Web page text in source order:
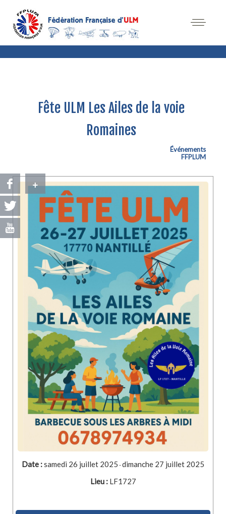
Fête ULM Les Ailes de la voie
Romaines
Événements
FFPLUM
Date :samedi 26 juillet 2025 -dimanche 27 juillet 2025
Lieu :LF1727
+